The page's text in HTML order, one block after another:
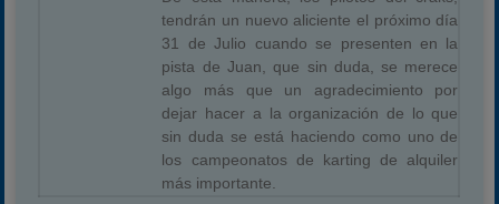
tendrán un nuevo aliciente el próximo día
31 de Julio cuando se presenten en la
pista de Juan, que sin duda, se merece
algo más que un agradecimiento por
dejar hacer a la organización de lo que
sin duda se está haciendo como uno de
los campeonatos de karting de alquiler
más importante.